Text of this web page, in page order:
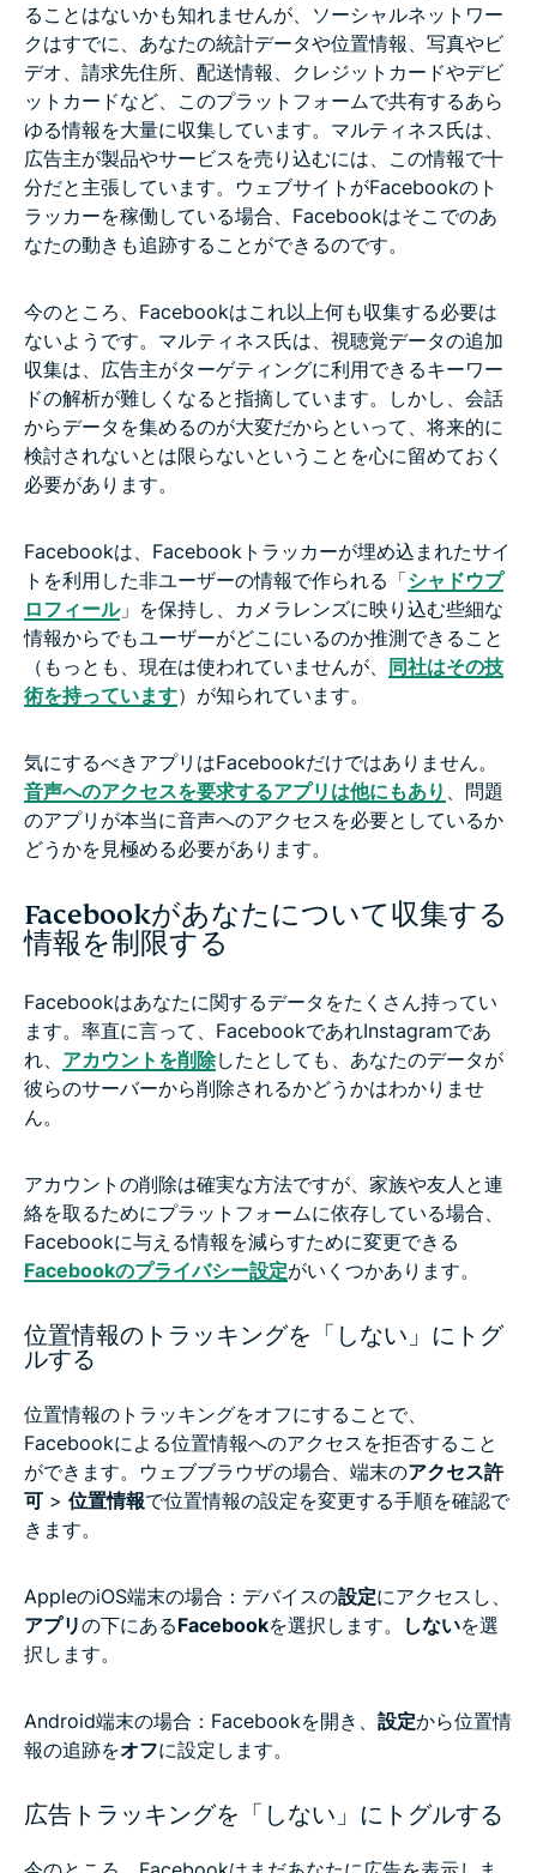
ることはないかも知れませんが、ソーシャルネットワー
クはすでに、あなたの統計データや位置情報、写真やビ
デオ、請求先住所、配送情報、クレジットカードやデビ
ットカードなど、このプラットフォームで共有するあら
ゆる情報を大量に収集しています。マルティネス氏は、
広告主が製品やサービスを売り込むには、この情報で十
分だと主張しています。ウェブサイトがFacebookのト
ラッカーを稼働している場合、Facebookはそこでのあ
なたの動きも追跡することができるのです。
今のところ、Facebookはこれ以上何も収集する必要は
ないようです。マルティネス氏は、視聴覚データの追加
収集は、広告主がターゲティングに利用できるキーワー
ドの解析が難しくなると指摘しています。しかし、会話
からデータを集めるのが大変だからといって、将来的に
検討されないとは限らないということを心に留めておく
必要があります。
Facebookは、Facebookトラッカーが埋め込まれたサイ
トを利用した非ユーザーの情報で作られる「シャドウプ
ロフィール」を保持し、カメラレンズに映り込む些細な
情報からでもユーザーがどこにいるのか推測できること
（もっとも、現在は使われていませんが、 同社はその技
術を持っています）が知られています。
気にするべきアプリはFacebookだけではありません。
音声へのアクセスを要求するアプリは他にもあり
、問題
のアプリが本当に音声へのアクセスを必要としているか
どうかを見極める必要があります。
Facebookがあなたについて収集する
情報を制限する
Facebookはあなたに関するデータをたくさん持ってい
ます。率直に言って、FacebookであれInstagramであ
れ、 アカウントを削除したとしても、あなたのデータが
彼らのサーバーから削除されるかどうかはわかりませ
ん。
アカウントの削除は確実な方法ですが、家族や友人と連
絡を取るためにプラットフォームに依存している場合、
Facebookに与える情報を減らすために変更できる
Facebookのプライバシー設定がいくつかあります。
位置情報のトラッキングを「しない」にトグ
ルする
位置情報のトラッキングをオフにすることで、
Facebookによる位置情報へのアクセスを拒否すること
ができます。ウェブブラウザの場合、端末のアクセス許
可 > 位置情報で位置情報の設定を変更する手順を確認で
きます。
AppleのiOS端末の場合：デバイスの設定にアクセスし、
アプリの下にあるFacebookを選択します。 しないを選
択します。
Android端末の場合：Facebookを開き、 設定から位置情
報の追跡をオフに設定します。
広告トラッキングを「しない」にトグルする